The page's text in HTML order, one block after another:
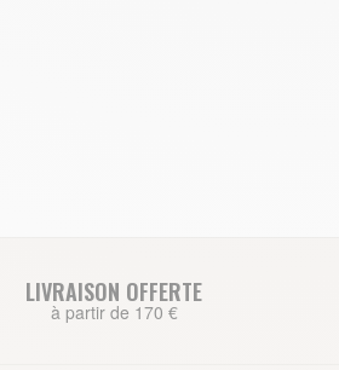
LIVRAISON OFFERTE
à partir de 170 €